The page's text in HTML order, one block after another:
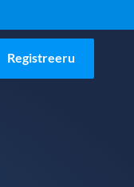
Registreeru